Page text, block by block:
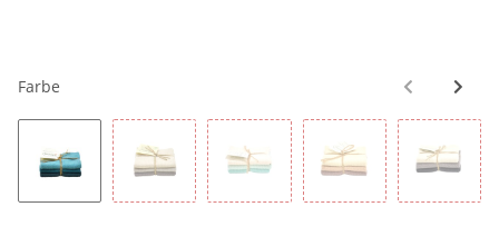
Farbe